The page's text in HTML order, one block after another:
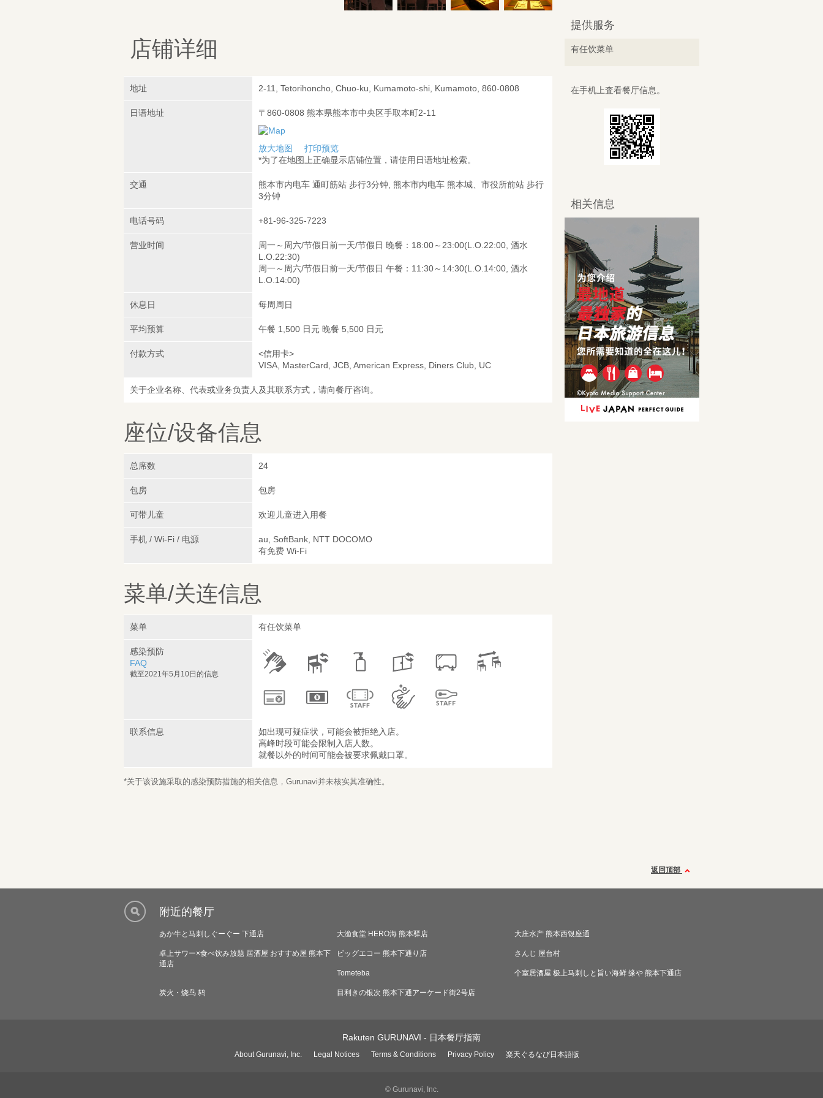
店铺详细
地址 2-11, Tetorihoncho, Chuo-ku, Kumamoto-shi, Kumamoto, 860-0808
日语地址 〒860-0808 熊本県熊本市中央区手取本町2-11
放大地图
打印预览
*为了在地图上正确显示店铺位置，请使用日语地址检索。
交通
熊本市内电车 通町筋站 步行3分钟, 熊本市内电车 熊本城、市役所前站 步行
3分钟
电话号码 +81-96-325-7223
营业时间
周一～周六/节假日前一天/节假日 晚餐：18:00～23:00(L.O.22:00, 酒水
L.O.22:30)
周一～周六/节假日前一天/节假日 午餐：11:30～14:30(L.O.14:00, 酒水
L.O.14:00)
休息日 每周周日
平均预算 午餐 1,500 日元 晚餐 5,500 日元
付款方式
<信用卡>
VISA, MasterCard, JCB, American Express, Diners Club, UC
关于企业名称、代表或业务负责人及其联系方式，请向餐厅咨询。
座位/设备信息
总席数 24
包房 包房
可带儿童 欢迎儿童进入用餐
手机 / Wi-Fi / 电源
au, SoftBank, NTT DOCOMO
有免费 Wi-Fi
菜单/关连信息
菜单 有任饮菜单
感染预防
FAQ
截至2021年5月10日的信息
联系信息
如出现可疑症状，可能会被拒绝入店。
高峰时段可能会限制入店人数。
就餐以外的时间可能会被要求佩戴口罩。
*关于该设施采取的感染预防措施的相关信息，Gurunavi并未核实其准确性。
提供服务
有任饮菜单
在手机上査看餐厅信息。
相关信息
返回顶部
附近的餐厅
あか牛と马刺しぐーぐー 下通店 大渔食堂 HERO海 熊本驿店 大庄水产 熊本西银座通
卓上サワー×食べ饮み放题 居酒屋 おすすめ屋 熊本下
通店
ビッグエコー 熊本下通り店 さんじ 屋台村
Tometeba 个室居酒屋 极上马刺しと旨い海鲜 缘や 熊本下通店
炭火・烧鸟 鸫 目利きの银次 熊本下通アーケード街2号店
Rakuten GURUNAVI - 日本餐厅指南
About Gurunavi, Inc. Legal Notices Terms & Conditions Privacy Policy 楽天ぐるなび日本語版
© Gurunavi, Inc.